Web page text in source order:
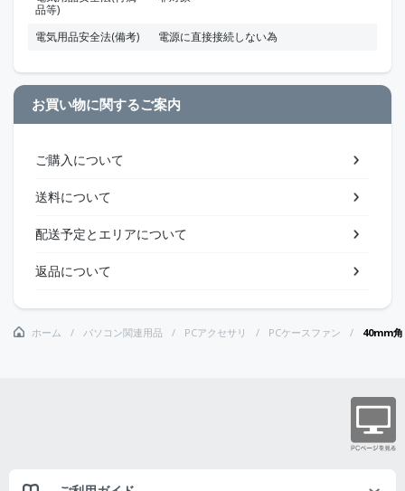
品等)
電気用品安全法(備考) 電源に直接接続しない為
お買い物に関するご案内
ご購入について
送料について
配送予定とエリアについて
返品について
ホーム パソコン関連用品 PCアクセサリ PCケースファン 40mm